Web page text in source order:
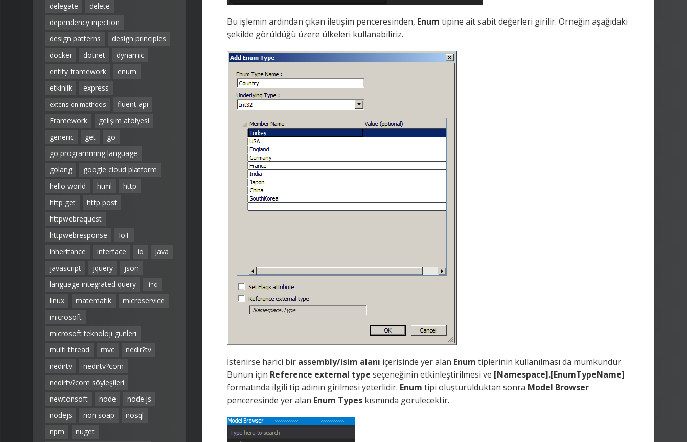
delegate
delete
dependency injection
design patterns
design principles
docker
dotnet
dynamic
entity framework
enum
etkinlik
express
extension methods
fluent api
Framework
gelişim atölyesi
generic
get
go
go programming language
golang
google cloud platform
hello world
html
http
http get
http post
httpwebrequest
httpwebresponse
IoT
inheritance
interface io
java
javascript
jquery
json
language integrated query
linq
linux matematik
microservice
microsoft
microsoft teknoloji günleri
multi thread
mvc
nedir?tv
nedirtv
nedirtv?com
nedirtv?com söyleşileri
newtonsoft
node
node.js
nodejs
non soap
nosql
npm
nuget
Bu işlemin ardından çıkan iletişim penceresinden, Enum tipine ait sabit değerleri girilir. Örneğin aşağıdaki
şekilde görüldüğü üzere ülkeleri kullanabiliriz.
İstenirse harici bir assembly/isim alanı içerisinde yer alan Enum tiplerinin kullanılması da mümkündür.
Bunun için Reference external type seçeneğinin etkinleştirilmesi ve [Namespace].[EnumTypeName]
formatında ilgili tip adının girilmesi yeterlidir. Enum tipi oluşturulduktan sonra Model Browser
penceresinde yer alan Enum Types kısmında görülecektir.